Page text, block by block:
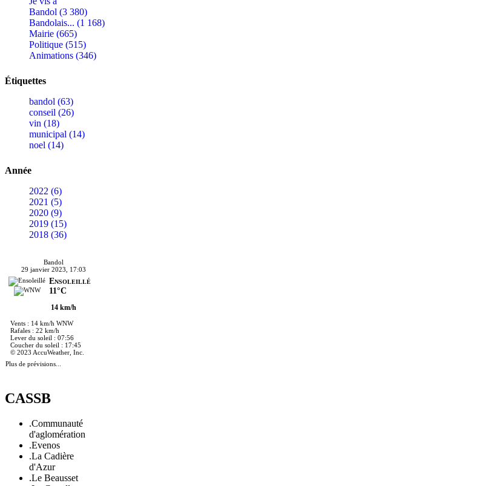
Bandol (3 380)
Bandolais... (1 168)
Mairie (665)
Politique (515)
Animations (346)
Étiquettes
bandol (63)
conseil (26)
vin (18)
municipal (14)
noel (14)
Année
2022 (6)
2021 (5)
2020 (9)
2019 (15)
2018 (36)
Bandol
29 janvier 2023, 17:03
Ensoleillé
11°C
14 km/h
Vents : 14 km/h WNW
Rafales : 22 km/h
Lever du soleil : 07:56
Coucher du soleil : 17:45
© 2023 AccuWeather, Inc.
Plus de prévisions...
CASSB
.Communauté
d'aglomération
.Evenos
.La Cadière
d'Azur
.Le Beausset